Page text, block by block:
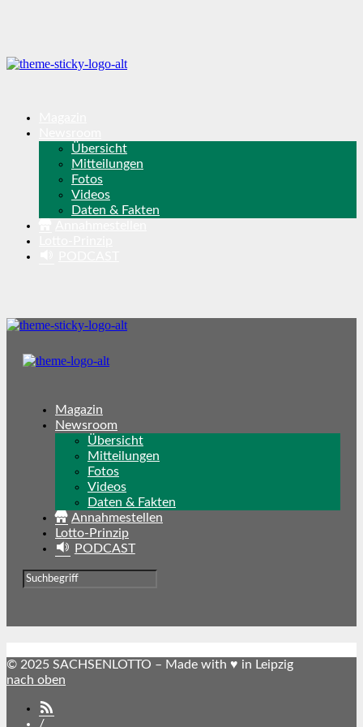
Übersicht
Mitteilungen
Fotos
Videos
Daten & Fakten
Magazin
Newsroom
Übersicht
Mitteilungen
Fotos
Videos
Daten & Fakten
Annahmestellen
Lotto-Prinzip
PODCAST
© 2025 SACHSENLOTTO – Made with ♥ in Leipzig
nach oben
/